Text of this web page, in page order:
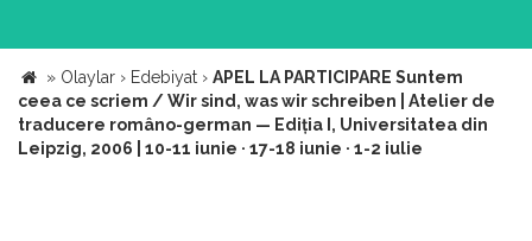
» Olaylar › Edebiyat › APEL LA PARTICIPARE Suntem
ceea ce scriem / Wir sind, was wir schreiben | Atelier de
traducere româno-german — Ediția I, Universitatea din
Leipzig, 2006 | 10-11 iunie · 17-18 iunie · 1-2 iulie